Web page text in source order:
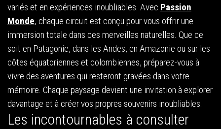
variés et en expériences inoubliables. Avec Passion
Monde, chaque circuit est conçu pour vous offrir une
immersion totale dans ces merveilles naturelles. Que ce
soit en Patagonie, dans les Andes, en Amazonie ou sur les
côtes équatoriennes et colombiennes, préparez-vous à
vivre des aventures qui resteront gravées dans votre
mémoire. Chaque paysage devient une invitation à explorer
davantage et à créer vos propres souvenirs inoubliables.
Les incontournables à consulter